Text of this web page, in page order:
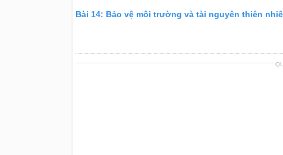
Bài 14: Bảo vệ môi trường và tài nguyên thiên